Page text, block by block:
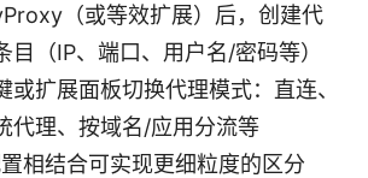
（或等效扩展）后，创建代
目（IP、端口、用户名/密码等）
或扩展面板切换代理模式：直连、
代理、按域名/应用分流等
相结合可实现更细粒度的区分